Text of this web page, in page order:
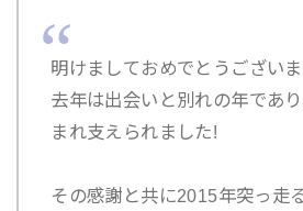
明けましておめでとうございま
去年は出会いと別れの年であ
まれ支えられました!
その感謝と共に2015年突っ走